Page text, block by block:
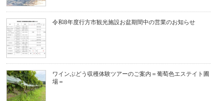
令和8年度行方市観光施設お盆期間中の営業のお知らせ
ワインぶどう収穫体験ツアーのご案内＝葡萄色エステイト圃
場＝